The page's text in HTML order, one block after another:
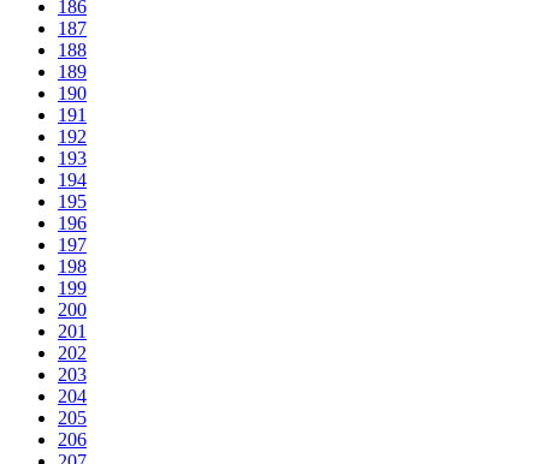
186
187
188
189
190
191
192
193
194
195
196
197
198
199
200
201
202
203
204
205
206